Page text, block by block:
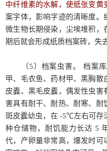
中纤维素的水解，使纸张变黄
案字体，影响字迹的清晰度。
微生物长期侵染，尘埃堆积，
期后就会形成纸质档案砖，失
（5）档案虫害。 档案库
甲、毛衣鱼、药材甲、黑胸散
皮蠹、黑毛皮蠹，偶发性虫害
害具有耐干、耐热、耐寒、耐
斑皮蠹幼虫，在 -5℃左右可存
种仓储物，耐饥能力长达 5
代，产卵量非常高，爆发时可